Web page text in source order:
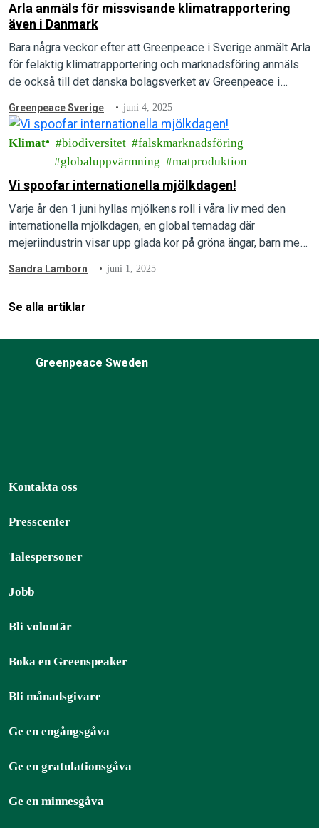
Arla anmäls för missvisande klimatrapportering
även i Danmark
Bara några veckor efter att Greenpeace i Sverige anmält Arla
för felaktig klimatrapportering och marknadsföring anmäls
de också till det danska bolagsverket av Greenpeace i
Greenpeace Sverige juni 4, 2025
Klimat biodiversitet
falskmarknadsföring
globaluppvärmning
matproduktion
Vi spoofar internationella mjölkdagen!
Varje år den 1 juni hyllas mjölkens roll i våra liv med den
internationella mjölkdagen, en global temadag där
mejeriindustrin visar upp glada kor på gröna ängar, barn med
Sandra Lamborn juni 1, 2025
Se alla artiklar
Greenpeace Sweden
Kontakta oss
Presscenter
Talespersoner
Jobb
Bli volontär
Boka en Greenspeaker
Bli månadsgivare
Ge en engångsgåva
Ge en gratulationsgåva
Ge en minnesgåva